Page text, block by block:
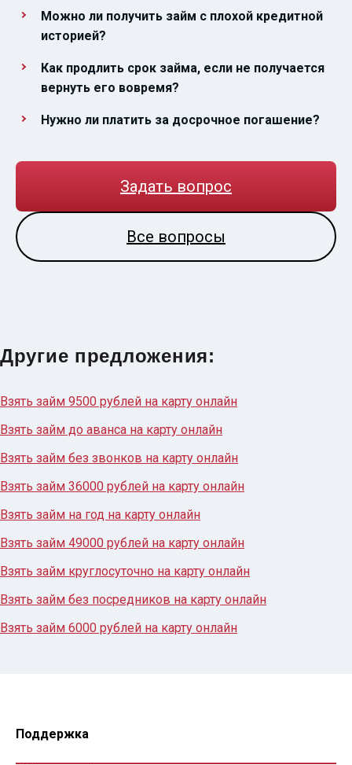
Можно ли получить займ с плохой кредитной
историей?
Как продлить срок займа, если не получается
вернуть его вовремя?
Нужно ли платить за досрочное погашение?
Задать вопрос
Все вопросы
Другие предложения:
Взять займ 9500 рублей на карту онлайн
Взять займ до аванса на карту онлайн
Взять займ без звонков на карту онлайн
Взять займ 36000 рублей на карту онлайн
Взять займ на год на карту онлайн
Взять займ 49000 рублей на карту онлайн
Взять займ круглосуточно на карту онлайн
Взять займ без посредников на карту онлайн
Взять займ 6000 рублей на карту онлайн
Поддержка